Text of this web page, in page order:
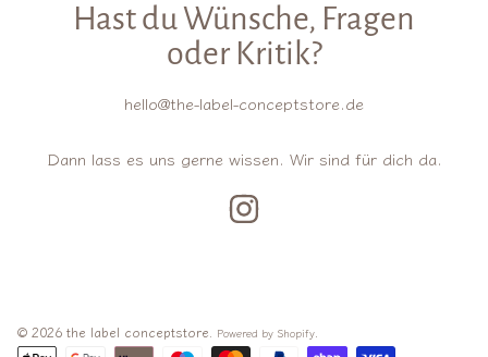
Hast du Wünsche, Fragen
oder Kritik?
hello@the-label-conceptstore.de
Dann lass es uns gerne wissen. Wir sind für dich da.
© 2026 the label conceptstore. Powered by Shopify